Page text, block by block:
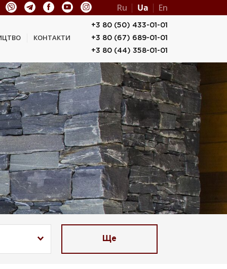
Ru Ua En
КОНТАКТИ
+3 80 (50) 433-01-01
+3 80 (67) 689-01-01
+3 80 (44) 358-01-01
Ще